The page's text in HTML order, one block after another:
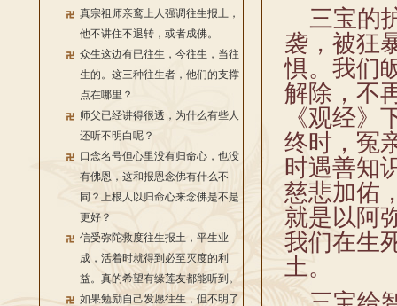
真宗祖师亲鸾上人强调往生报土，
他不讲住不退转，或者成佛。
众生这边有已往生，今往生，当往
生的。这三种往生者，他们的支撑
点在哪里？
师父已经讲得很透，为什么有些人
还听不明白呢？
口念名号但心里没有归命心，也没
有佛恩，这和报恩念佛有什么不
同？上根人以归命心来念佛是不是
更好？
信受弥陀救度往生报土，平生业
成，活着时就得到必至灭度的利
益。真的希望有缘莲友都能听到。
如果勉励自己发愿往生，但不明了
三宝的
袭，被狂
惧。我们
解除，不
《观经
终时，冤
时遇善知
慈悲加佑
就是以阿
我们在生
土。